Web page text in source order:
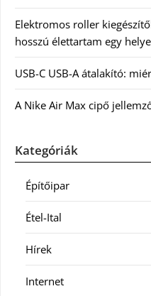
Elektromos roller
hosszú élettartam egy
USB-C USB-A átalakító:
A Nike Air Max cipő
Kategóriák
Építőipar
Étel-Ital
Hírek
Internet